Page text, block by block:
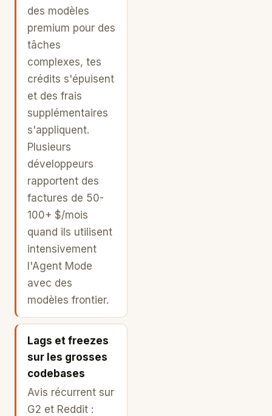
des modèles
premium pour des
tâches
complexes, tes
crédits s'épuisent
et des frais
supplémentaires
s'appliquent.
Plusieurs
développeurs
rapportent des
factures de 50-
100+ $/mois
quand ils utilisent
intensivement
l'Agent Mode
avec des
modèles frontier.
Lags et freezes
sur les grosses
codebases
Avis récurrent sur
G2 et Reddit :